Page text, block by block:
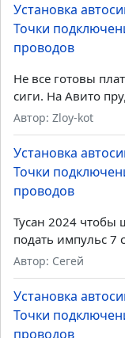
Установка
Точки
проводов
Не все готовы
сиги. На Авито
Автор: Zloy-kot
Установка
Точки
проводов
Тусан 2024 чтобы
подать импульс 7
Автор: Сегей
Установка
Точки
проводов